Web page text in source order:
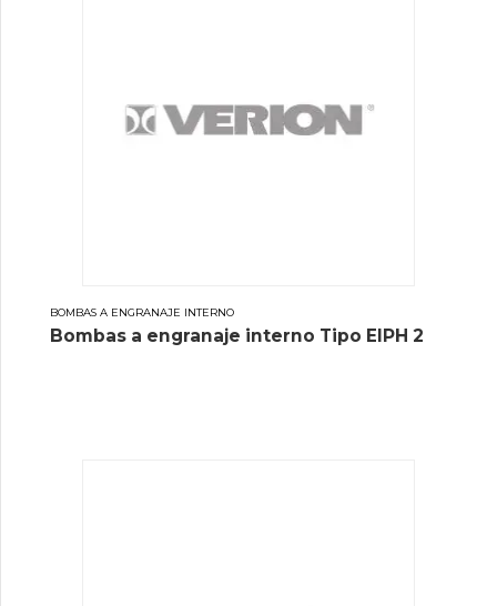
BOMBAS A ENGRANAJE INTERNO
Bombas a engranaje interno Tipo EIPH 2